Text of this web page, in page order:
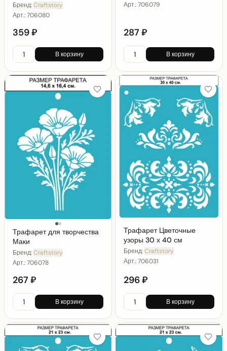
Бренд:Craftstory
Арт.:706080
359 ₽
В корзину
Арт.:706079
287 ₽
В корзину
Трафарет для творчества
Маки
Бренд:Craftstory
Арт.:706078
267 ₽
В корзину
Трафарет Цветочные
узоры 30 х 40 см
Бренд:Craftstory
Арт.:706031
296 ₽
В корзину